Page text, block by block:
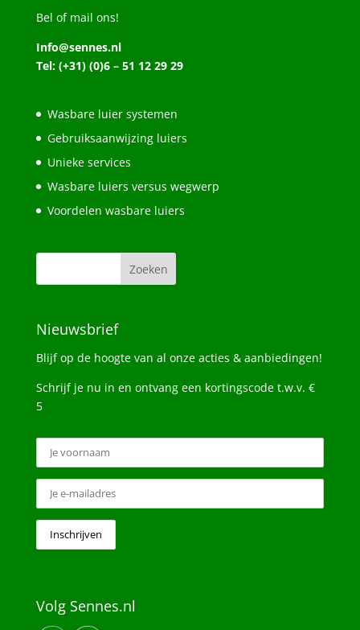
Bel of mail ons!
Info@sennes.nl
Tel: (+31) (0)6 – 51 12 29 29
Wasbare luier systemen
Gebruiksaanwijzing luiers
Unieke services
Wasbare luiers versus wegwerp
Voordelen wasbare luiers
Nieuwsbrief
Blijf op de hoogte van al onze acties & aanbiedingen!
Schrijf je nu in en ontvang een kortingscode t.w.v. €
5
Volg Sennes.nl